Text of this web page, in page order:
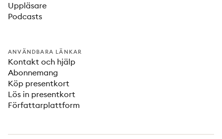
Uppläsare
Podcasts
ANVÄNDBARA LÄNKAR
Kontakt och hjälp
Abonnemang
Köp presentkort
Lös in presentkort
Författarplattform